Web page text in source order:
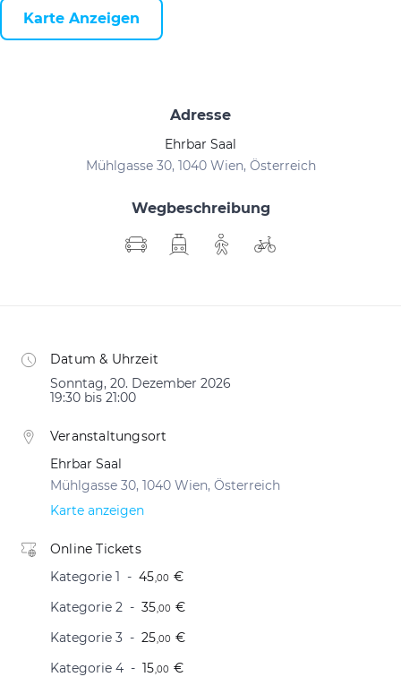
Karte Anzeigen
Adresse
Ehrbar Saal
Mühlgasse 30, 1040 Wien, Österreich
Wegbeschreibung
Datum & Uhrzeit
Sonntag, 20. Dezember 2026
19:30 bis 21:00
Veranstaltungsort
Ehrbar Saal
Mühlgasse 30, 1040 Wien, Österreich
Karte anzeigen
Online Tickets
Kategorie 1
45,00 €
Kategorie 2
35,00 €
Kategorie 3
25,00 €
Kategorie 4
15,00 €